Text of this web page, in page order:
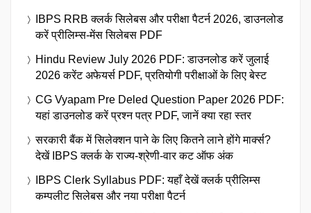
IBPS RRB क्लर्क सिलेबस और परीक्षा पैटर्न 2026, डाउनलोड
करें प्रीलिम्स-मेंस सिलेबस PDF
Hindu Review July 2026 PDF: डाउनलोड करें जुलाई
2026 करेंट अफेयर्स PDF, प्रतियोगी परीक्षाओं के लिए बेस्ट
CG Vyapam Pre Deled Question Paper 2026 PDF:
यहां डाउनलोड करें प्रश्न पत्र PDF, जानें क्या रहा स्तर
सरकारी बैंक में सिलेक्शन पाने के लिए कितने लाने होंगे मार्क्स?
देखें IBPS क्लर्क के राज्य-श्रेणी-वार कट ऑफ अंक
IBPS Clerk Syllabus PDF: यहाँ देखें क्लर्क प्रीलिम्स
कम्पलीट सिलेबस और नया परीक्षा पैटर्न